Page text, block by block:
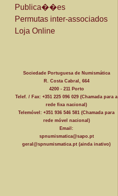
Publica��es
Permutas inter-associados
Loja Online
Sociedade Portuguesa de Numismática
R. Costa Cabral, 664
4200 - 211 Porto
Telef. / Fax: +351 225 096 029 (Chamada para a
rede fixa nacional)
Telemóvel: +351 936 546 581 (Chamada para
rede móvel nacional)
Email:
spnumismatica@sapo.pt
geral@spnumismatica.pt (ainda inativo)